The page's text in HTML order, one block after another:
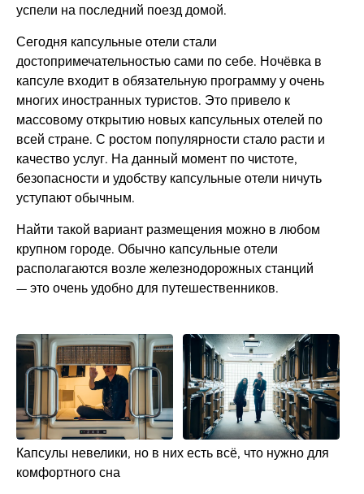
успели на последний поезд домой.
Сегодня капсульные отели стали
достопримечательностью сами по себе. Ночёвка в
капсуле входит в обязательную программу у очень
многих иностранных туристов. Это привело к
массовому открытию новых капсульных отелей по
всей стране. С ростом популярности стало расти и
качество услуг. На данный момент по чистоте,
безопасности и удобству капсульные отели ничуть
уступают обычным.
Найти такой вариант размещения можно в любом
крупном городе. Обычно капсульные отели
располагаются возле железнодорожных станций
— это очень удобно для путешественников.
Капсулы невелики, но в них есть всё, что нужно для
комфортного сна